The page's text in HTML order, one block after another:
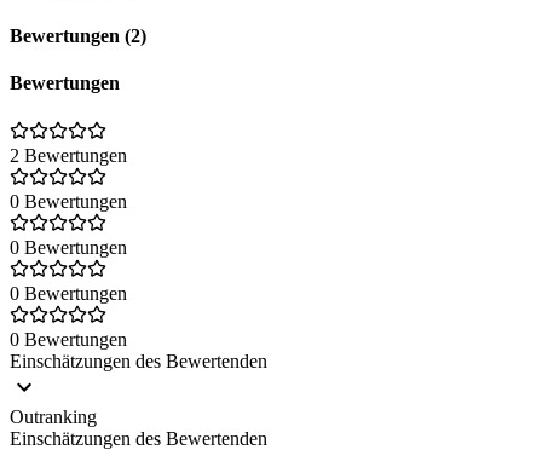
Bewertungen (2)
Bewertungen
2 Bewertungen
0 Bewertungen
0 Bewertungen
0 Bewertungen
0 Bewertungen
Einschätzungen des Bewertenden
Outranking
Einschätzungen des Bewertenden